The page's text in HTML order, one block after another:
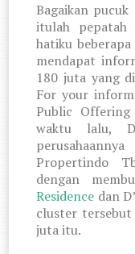
Bagaikan
itulah pepatah
hatiku
mendapat
180 juta yang
For your
Public
waktu lalu,
Propertindo
dengan
Residence dan
cluster
juta itu.